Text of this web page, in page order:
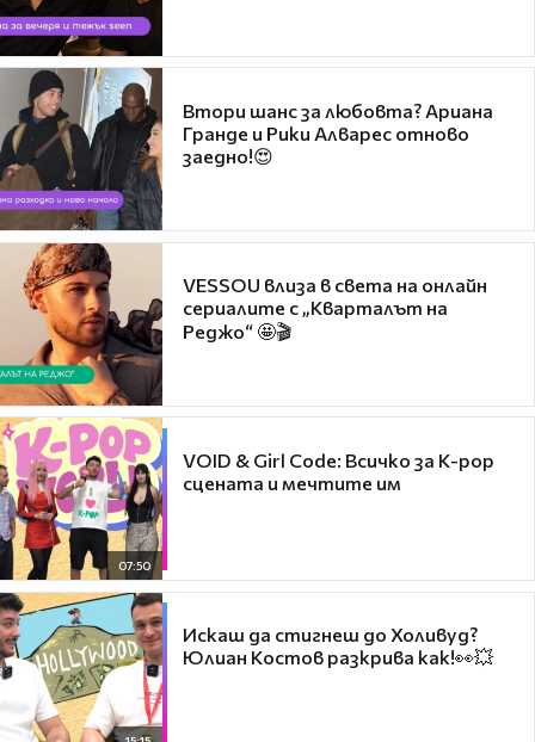
Втори шанс за любовта? Ариана
Гранде и Рики Алварес отново
заедно!😍
VESSOU влиза в света на онлайн
сериалите с „Кварталът на
Реджо“ 🤩🎬
07:50
VOID & Girl Code: Всичко за K-pop
сцената и мечтите им
Искаш да стигнеш до Холивуд?
Юлиан Костов разкрива как!👀💥